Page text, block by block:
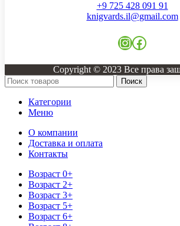
+9 725 428 091 91
knigvards.il@gmail.com
Instagram
Facebook
Copyright © 2023 Все права
Поиск
Категории
Меню
О компании
Доставка и оплата
Контакты
Возраст 0+
Возраст 2+
Возраст 3+
Возраст 5+
Возраст 6+